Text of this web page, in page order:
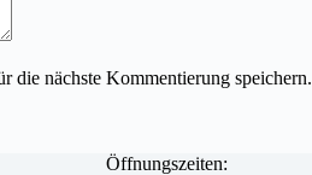
die nächste Kommentierung speichern.
Öffnungszeiten: